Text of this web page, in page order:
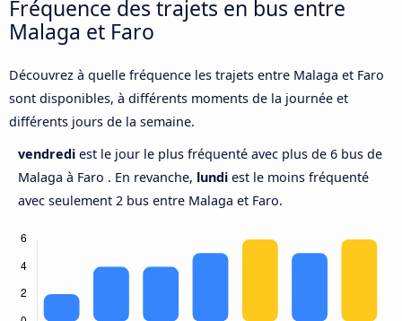
Fréquence des trajets en bus entre
Malaga et Faro
Découvrez à quelle fréquence les trajets entre Malaga et Faro
sont disponibles, à différents moments de la journée et
différents jours de la semaine.
vendredi est le jour le plus fréquenté avec plus de 6 bus de
Malaga à Faro . En revanche, lundi est le moins fréquenté
avec seulement 2 bus entre Malaga et Faro.